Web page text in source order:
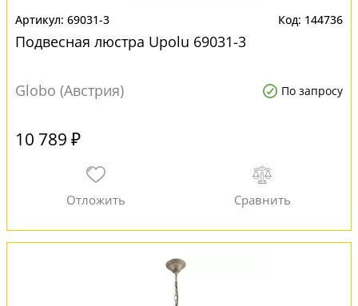
69031-3 144736
Подвесная люстра Upolu 69031-3
Globo (Австрия) По запросу
10 789 ₽